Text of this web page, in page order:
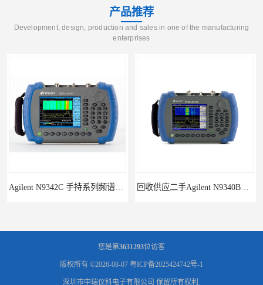
产品推荐
Development, design, production and sales in one of the manufacturing
enterprises
您是第3631293位访客
版权所有 ©2026-08-07 粤ICP备2025424742号-1
深圳市中瑞仪科电子有限公司 保留所有权利.